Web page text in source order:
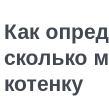
Как
сколько
котенку